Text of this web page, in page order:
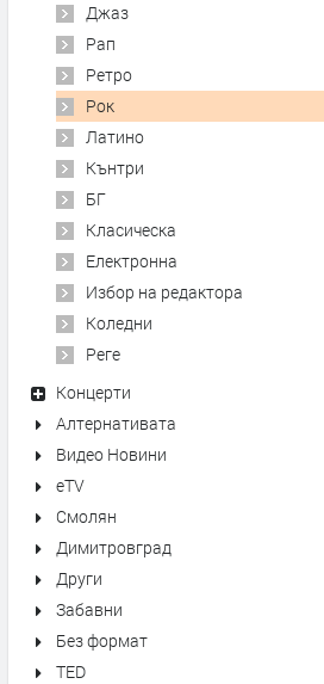
Джаз
Рап
Ретро
Рок
Латино
Кънтри
БГ
Класическа
Електронна
Избор на редактора
Коледни
Реге
Концерти
Алтернативата
Видео Новини
eTV
Смолян
Димитровград
Други
Забавни
Без формат
TED